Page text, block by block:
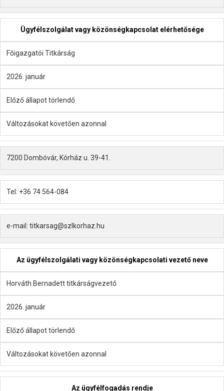
Ügyfélszolgálat vagy közönségkapcsolat elérhetősége
Főigazgatói Titkárság
2026. január
Előző állapot törlendő
Változásokat követően azonnal
7200 Dombóvár, Kórház u. 39-41.
Tel: +36 74 564-084
e-mail: titkarsag@szlkorhaz.hu
Az ügyfélszolgálati vagy közönségkapcsolati vezető neve
Horváth Bernadett titkárságvezető
2026. január
Előző állapot törlendő
Változásokat követően azonnal
Az ügyfélfogadás rendje